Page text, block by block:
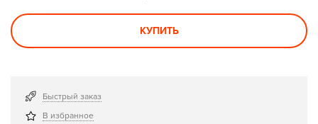
КУПИТЬ
Быстрый заказ
В избранное